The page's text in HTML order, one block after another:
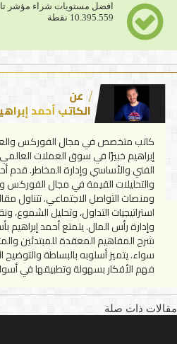
افضل مستويات شراء مؤشر
10.395.559 نقطة
عن
الكاتب أحمد
كاتب متخصص في مجال الفوركس
إبراهيم خبيرًا في سوق العملات
الفني والأساسي وإدارة المخاطر. قدم
والتحليلات القيمة في مجال
ومنصات التواصل الاجتماعي. تتناول
استراتيجيات التداول، وتحليل الشموع،
وإدارة رأس المال. يتمتع أحمد
شرح المفاهيم المعقدة للمبتدئين
سواء. يتميز أسلوبه بالبساطة والتوضيح
فهم الأفكار بسهولة وتطبيقها في
مقالات ذات صلة